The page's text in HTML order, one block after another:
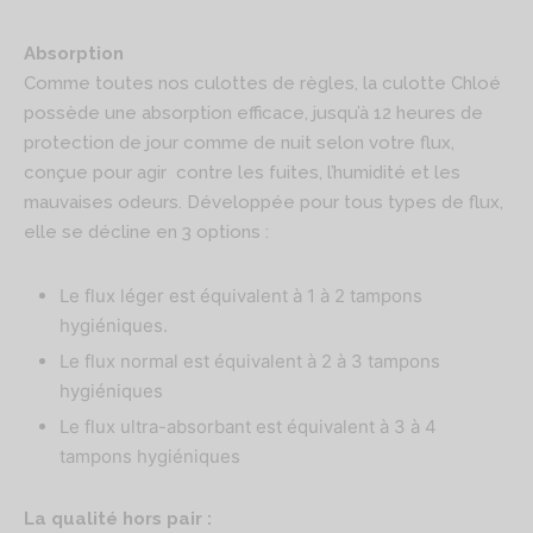
Absorption
Comme toutes nos culottes de règles, la culotte Chloé
possède une absorption efficace, jusqu’à 12 heures de
protection de jour comme de nuit selon votre flux,
conçue pour agir contre les fuites, l’humidité et les
mauvaises odeurs. Développée pour tous types de flux,
elle se décline en 3 options :
Le flux léger est équivalent à 1 à 2 tampons
hygiéniques.
Le flux normal est équivalent à 2 à 3 tampons
hygiéniques
Le flux ultra-absorbant est équivalent à 3 à 4
tampons hygiéniques
La qualité hors pair :